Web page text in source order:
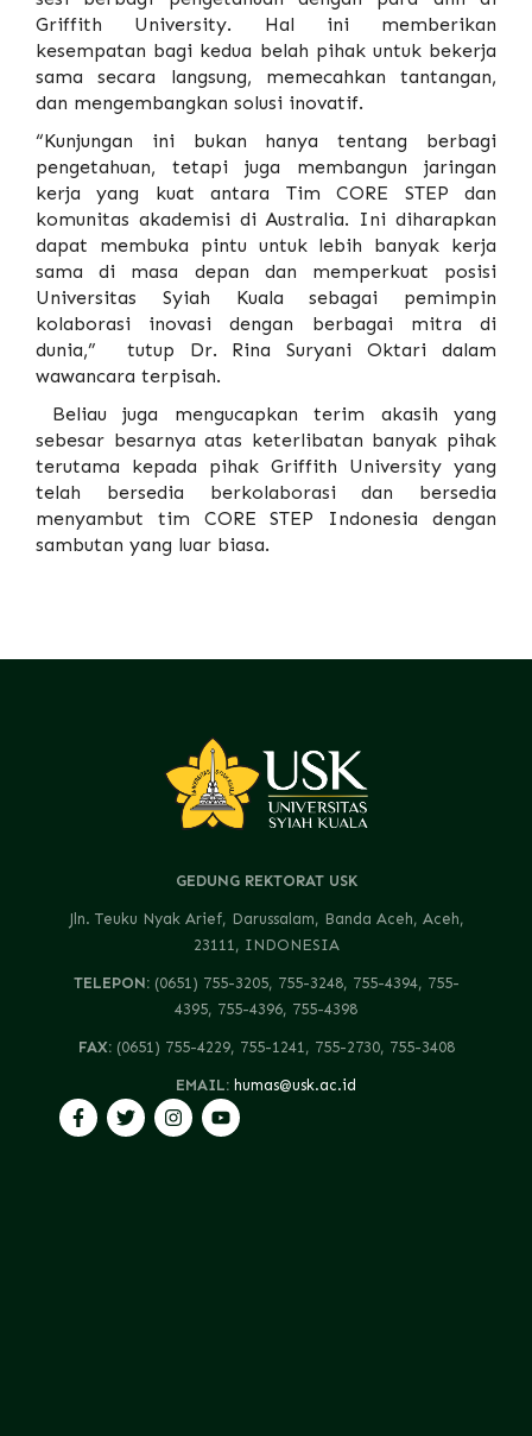
Griffith University. Hal ini memberikan
kesempatan bagi kedua belah pihak untuk bekerja
sama secara langsung, memecahkan tantangan,
dan mengembangkan solusi inovatif.
“Kunjungan ini bukan hanya tentang berbagi
pengetahuan, tetapi juga membangun jaringan
kerja yang kuat antara Tim CORE STEP dan
komunitas akademisi di Australia. Ini diharapkan
dapat membuka pintu untuk lebih banyak kerja
sama di masa depan dan memperkuat posisi
Universitas Syiah Kualasebagai pemimpin
kolaborasi inovasi dengan berbagai mitra di
dunia,” tutup Dr. Rina Suryani Oktari dalam
wawancara terpisah.
Beliau juga mengucapkan terim akasih yang
sebesar besarnya atas keterlibatan banyak pihak
terutama kepada pihak Griffith University yang
telah bersedia berkolaborasi dan bersedia
menyambut tim CORE STEP Indonesia dengan
sambutan yang luar biasa.
GEDUNG REKTORAT USK
Jln. Teuku Nyak Arief, Darussalam, Banda Aceh, Aceh,
23111, INDONESIA
TELEPON: (0651) 755-3205, 755-3248, 755-4394, 755-
4395, 755-4396, 755-4398
FAX: (0651) 755-4229, 755-1241, 755-2730, 755-3408
EMAIL: humas@usk.ac.id